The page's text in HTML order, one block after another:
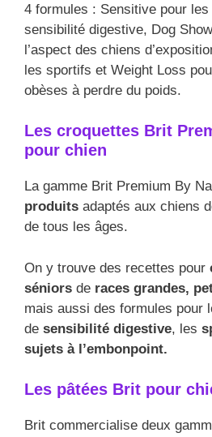
4 formules : Sensitive pour
sensibilité digestive, Dog
l’aspect des chiens
les sportifs et Weight Loss
obèses à perdre du poids.
Les croquettes Brit
pour chien
La gamme Brit Premium By
produits adaptés aux chiens
de tous les âges.
On y trouve des recettes pour
séniors de races grandes,
mais aussi des formules pour
de sensibilité digestive, les
sujets à l’embonpoint.
Les pâtées Brit pour
Brit commercialise deux